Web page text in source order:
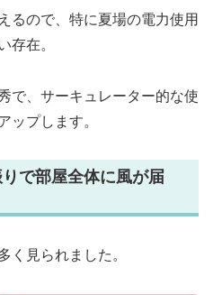
るので、特に夏場の電力使用
存在。
で、サーキュレーター的な使
ップします。
りで部屋全体に風が届
く見られました。